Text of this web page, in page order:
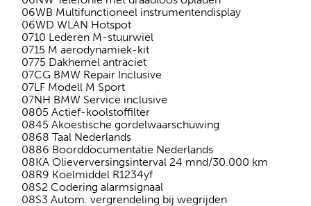
06WB Multifunctioneel instrumentendisplay
06WD WLAN Hotspot
0710 Lederen M-stuurwiel
0715 M aerodynamiek-kit
0775 Dakhemel antraciet
07CG BMW Repair Inclusive
07LF Modell M Sport
07NH BMW Service inclusive
0805 Actief-koolstoffilter
0845 Akoestische gordelwaarschuwing
0868 Taal Nederlands
0886 Boorddocumentatie Nederlands
08KA Olieverversingsinterval 24 mnd/30.000 km
08R9 Koelmiddel R1234yf
08S2 Codering alarmsignaal
08S3 Autom. vergrendeling bij wegrijden